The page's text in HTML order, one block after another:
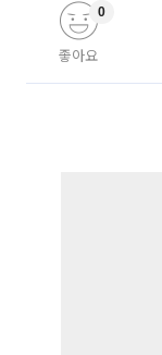
좋아요
0